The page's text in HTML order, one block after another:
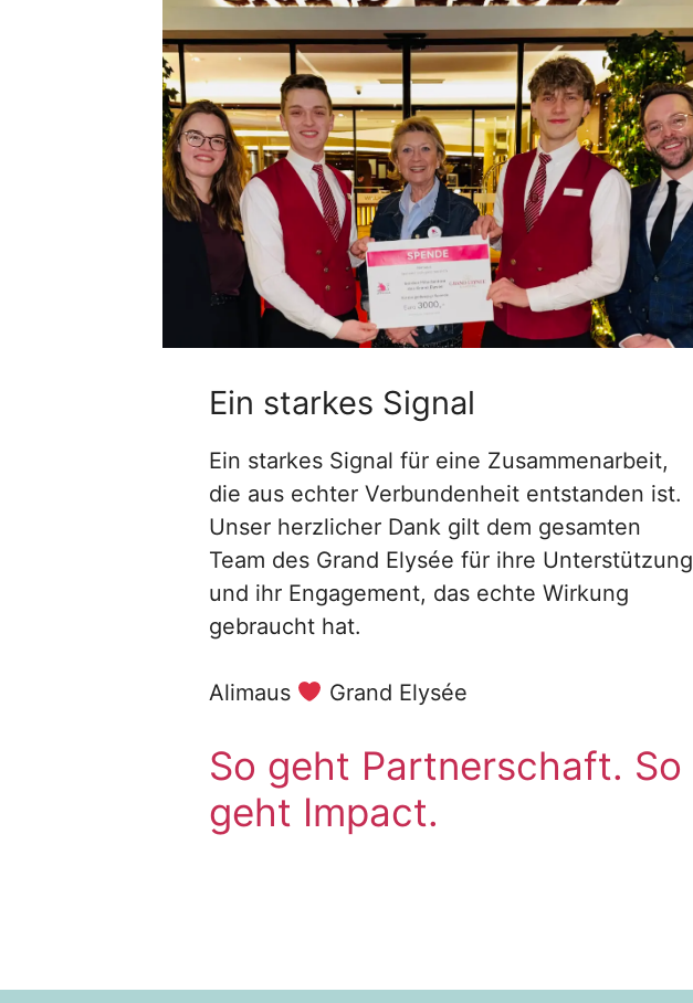
Ein starkes Signal
Ein starkes Signal für eine Zusammenarbeit,
die aus echter Verbundenheit entstanden ist.
Unser herzlicher Dank gilt dem gesamten
Team des Grand Elysée für ihre Unterstützung
und ihr Engagement, das echte Wirkung
gebraucht hat.
Alimaus Grand Elysée
So geht Partnerschaft. So
geht Impact.